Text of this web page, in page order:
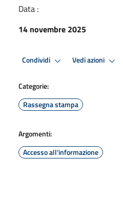
Data :
14 novembre 2025
Condividi Vedi azioni
Categorie:
Rassegna stampa
Argomenti:
Accesso all'informazione